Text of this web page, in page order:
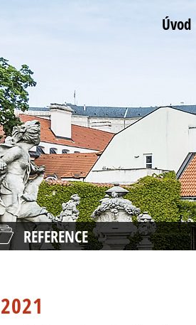
Úvod
REFERENCE
2021